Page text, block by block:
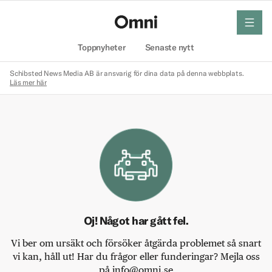
Toppnyheter Senaste nytt
meny
Schibsted News Media AB är ansvarig för dina data på denna webbplats.
Läs mer här
Oj! Något har gått fel.
Vi ber om ursäkt och försöker åtgärda problemet så snart
vi kan, håll ut! Har du frågor eller funderingar? Mejla oss